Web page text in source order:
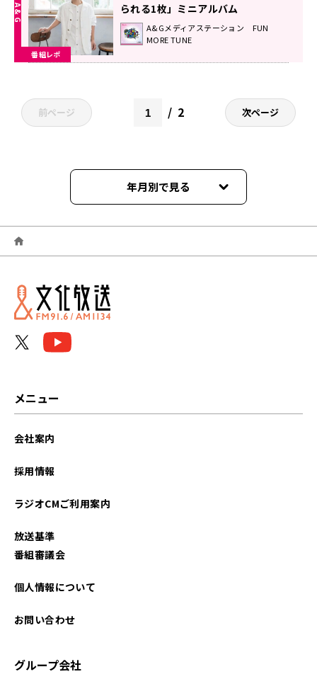
番組レポ
られる1枚」ミニアルバム
『Restart journey』に込めた想
い！
A&Gメディアステーション FUN
MORE TUNE
前ページ 2 次ページ
年月別で見る
2026年06月
2026年05月
2026年04月
2025年07月
メニュー
会社案内
採用情報
ラジオCMご利用案内
放送基準
番組審議会
個人情報について
お問い合わせ
グループ会社